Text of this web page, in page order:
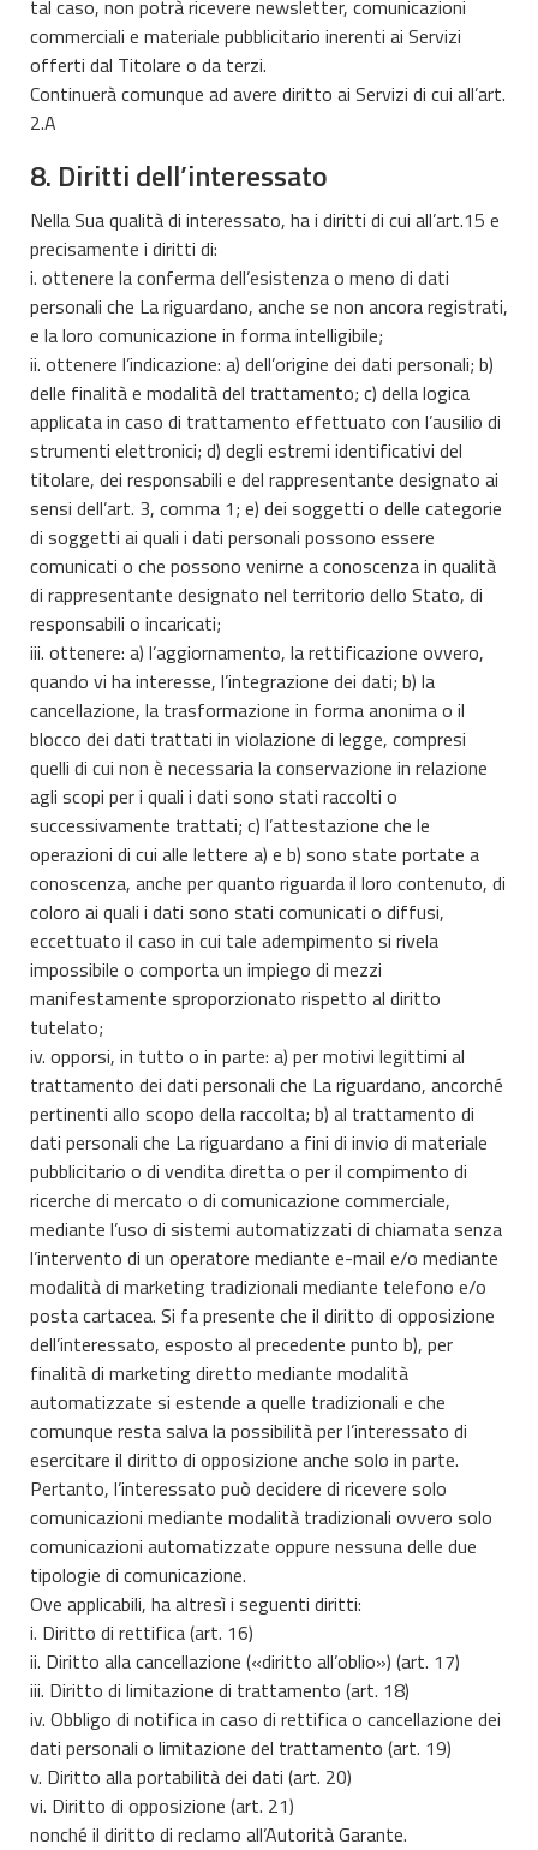
tal caso, non potrà ricevere newsletter, comunicazioni
commerciali e materiale pubblicitario inerenti ai Servizi
offerti dal Titolare o da terzi.
Continuerà comunque ad avere diritto ai Servizi di cui all’art.
2.A
8. Diritti dell’interessato
Nella Sua qualità di interessato, ha i diritti di cui all’art.15 e
precisamente i diritti di:
i. ottenere la conferma dell’esistenza o meno di dati
personali che La riguardano, anche se non ancora registrati,
e la loro comunicazione in forma intelligibile;
ii. ottenere l’indicazione: a) dell’origine dei dati personali; b)
delle finalità e modalità del trattamento; c) della logica
applicata in caso di trattamento effettuato con l’ausilio di
strumenti elettronici; d) degli estremi identificativi del
titolare, dei responsabili e del rappresentante designato ai
sensi dell’art. 3, comma 1; e) dei soggetti o delle categorie
di soggetti ai quali i dati personali possono essere
comunicati o che possono venirne a conoscenza in qualità
di rappresentante designato nel territorio dello Stato, di
responsabili o incaricati;
iii. ottenere: a) l’aggiornamento, la rettificazione ovvero,
quando vi ha interesse, l’integrazione dei dati; b) la
cancellazione, la trasformazione in forma anonima o il
blocco dei dati trattati in violazione di legge, compresi
quelli di cui non è necessaria la conservazione in relazione
agli scopi per i quali i dati sono stati raccolti o
successivamente trattati; c) l’attestazione che le
operazioni di cui alle lettere a) e b) sono state portate a
conoscenza, anche per quanto riguarda il loro contenuto, di
coloro ai quali i dati sono stati comunicati o diffusi,
eccettuato il caso in cui tale adempimento si rivela
impossibile o comporta un impiego di mezzi
manifestamente sproporzionato rispetto al diritto
tutelato;
iv. opporsi, in tutto o in parte: a) per motivi legittimi al
trattamento dei dati personali che La riguardano, ancorché
pertinenti allo scopo della raccolta; b) al trattamento di
dati personali che La riguardano a fini di invio di materiale
pubblicitario o di vendita diretta o per il compimento di
ricerche di mercato o di comunicazione commerciale,
mediante l’uso di sistemi automatizzati di chiamata senza
l’intervento di un operatore mediante e-mail e/o mediante
modalità di marketing tradizionali mediante telefono e/o
posta cartacea. Si fa presente che il diritto di opposizione
dell’interessato, esposto al precedente punto b), per
finalità di marketing diretto mediante modalità
automatizzate si estende a quelle tradizionali e che
comunque resta salva la possibilità per l’interessato di
esercitare il diritto di opposizione anche solo in parte.
Pertanto, l’interessato può decidere di ricevere solo
comunicazioni mediante modalità tradizionali ovvero solo
comunicazioni automatizzate oppure nessuna delle due
tipologie di comunicazione.
Ove applicabili, ha altresì i seguenti diritti:
i. Diritto di rettifica (art. 16)
ii. Diritto alla cancellazione («diritto all’oblio») (art. 17)
iii. Diritto di limitazione di trattamento (art. 18)
iv. Obbligo di notifica in caso di rettifica o cancellazione dei
dati personali o limitazione del trattamento (art. 19)
v. Diritto alla portabilità dei dati (art. 20)
vi. Diritto di opposizione (art. 21)
nonché il diritto di reclamo all’Autorità Garante.